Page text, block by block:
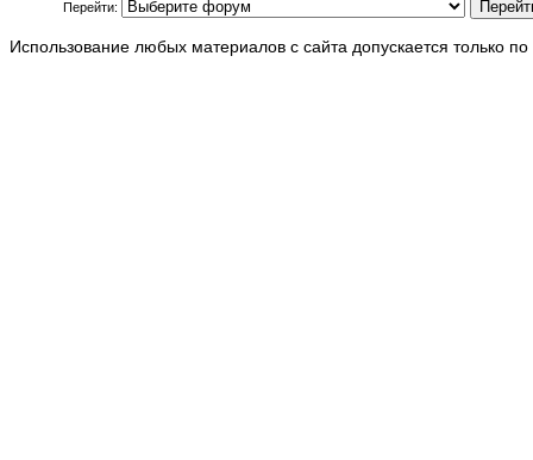
Перейти:
Использование любых материалов с сайта допускается только